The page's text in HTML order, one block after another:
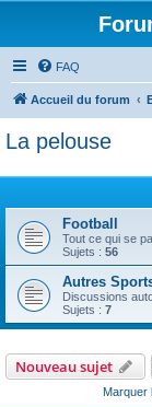
FAQ
Accueil du forum
La pelouse
Football
Tout ce qui se
Sujets : 56
Autres
Discussions
Sujets : 7
Nouveau sujet
Marquer